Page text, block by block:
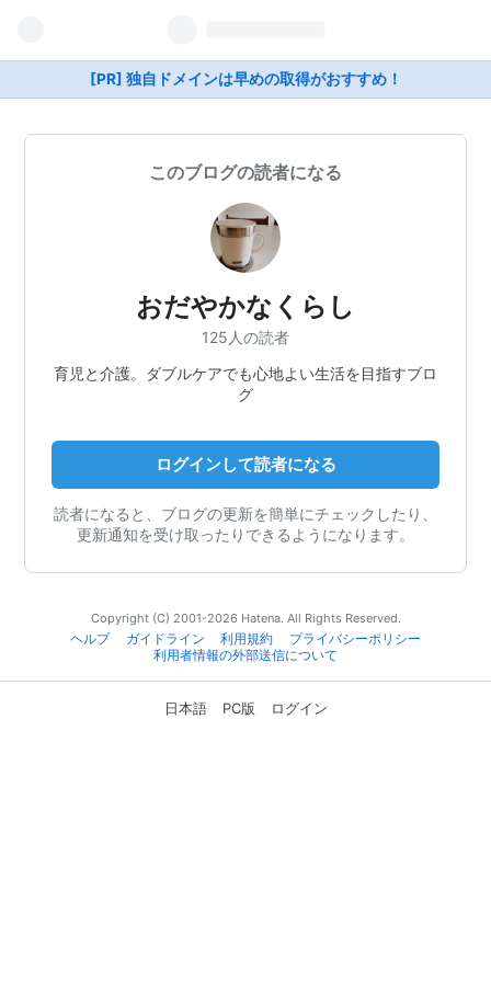
[PR] 独自ドメインは早めの取得がおすすめ！
このブログの読者になる
おだやかなくらし
125人の読者
育児と介護。ダブルケアでも心地よい生活を目指すブロ
グ
ログインして読者になる
読者になると、ブログの更新を簡単にチェックしたり、
更新通知を受け取ったりできるようになります。
Copyright (C) 2001-2026 Hatena. All Rights Reserved.
ヘルプ
ガイドライン 利用規約
プライバシーポリシー
利用者情報の外部送信について
日本語 PC版 ログイン